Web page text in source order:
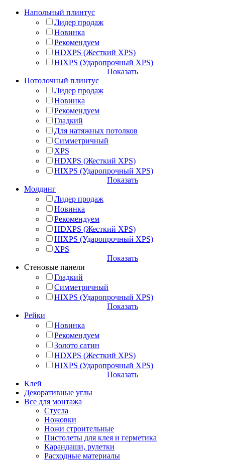
Напольный плинтус
Лидер продаж
Новинка
Рекомендуем
HDXPS (Жесткий XPS)
HIXPS (Ударопрочный XPS)
Показать
Потолочный плинтус
Лидер продаж
Новинка
Рекомендуем
Гладкий
Для натяжных потолков
Симметричный
XPS
HDXPS (Жесткий XPS)
HIXPS (Ударопрочный XPS)
Показать
Молдинг
Лидер продаж
Новинка
Рекомендуем
HDXPS (Жесткий XPS)
HIXPS (Ударопрочный XPS)
XPS
Показать
Стеновые панели
Гладкий
Симметричный
HIXPS (Ударопрочный XPS)
Показать
Рейки
Новинка
Рекомендуем
Золото сатин
HDXPS (Жесткий XPS)
HIXPS (Ударопрочный XPS)
Показать
Клей
Декоративные углы
Все для монтажа
Стусла
Ножовки
Ножи строительные
Пистолеты для клея и герметика
Карандаши, рулетки
Расходные материалы